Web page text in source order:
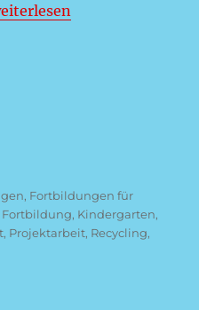
Recycling-
, Fortbildungen für
Fortbildung, Kindergarten,
, Projektarbeit, Recycling,